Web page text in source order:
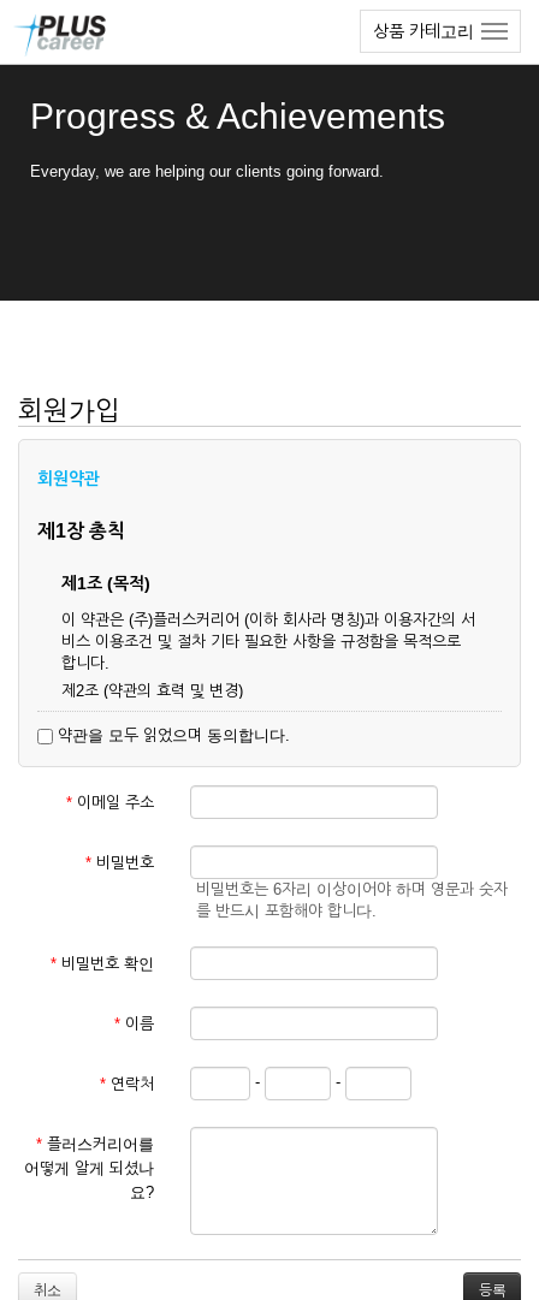
상품 카테고리
Progress & Achievements
Everyday, we are helping our clients going forward.
회원가입
회원약관
제1장 총칙
제1조 (목적)
이 약관은 (주)플러스커리어 (이하 회사라 명칭)과 이용자간의 서
비스 이용조건 및 절차 기타 필요한 사항을 규정함을 목적으로
합니다.
제2조 (약관의 효력 및 변경)
업상 중요 하거나 합리적인 사유가 발생할 경우 온라인 공사를
통하여 변경할 수 있습니다.
② 회원은 변경된 약관에 동의하지 않을 경우 서비스 이용을 중
단하고 이용계약을 해지할 수 있습니다. 약관의 효력 발생일 이
것으로 간주됩니다.
제3조 (약관의 외 준칙)
관계법령의 규정에 따릅니다.
① 서비스 이용계약은 서비스 이용 희망자가 본 약관에 동의한
를 심사, 승낙함으로써 성립하며, 회사는 신청자의 실명 확인 절
차를 밟을 수 있습니다.
② 회원가입시 입력한 ID는 변경할 수 없으며, 회원 1인당 한 개
의 ID가 발급됩니다. 부득이한 경우로 인해 변경하고자 하는 경
거절하거나 취소할 수 있으며, 실명으로 등록하지 않은 자의 일
약관을 모두 읽었으며 동의합니다.
* 이메일 주소
* 비밀번호
비밀번호는 6자리 이상이어야 하며 영문과 숫자
를 반드시 포함해야 합니다.
* 비밀번호 확인
* 이름
* 연락처 - -
* 플러스커리어를
어떻게 알게 되셨나
요?
취소